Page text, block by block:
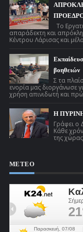
Το
απαράδεκτη και
Κέντρου Λάρισας και
βοηθειών
Σ τα
ενορία μας διοργάνωσε
χρήση απινιδωτή και
Η
Γράφει ο
Κάθε
της χώρας
ΜΕΤΕΟ